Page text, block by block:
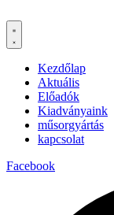
Kezdőlap
Aktuális
Előadók
Kiadványaink
műsorgyártás
kapcsolat
Facebook